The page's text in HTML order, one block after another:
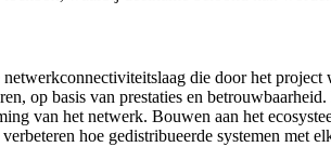
die door het project
op basis van prestaties en
van het netwerk. Bouwen aan het
hoe gedistribueerde systemen met